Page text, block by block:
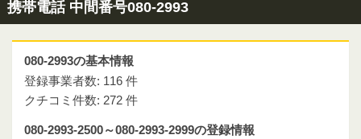
携帯電話 中間番号080-2993
080-2993の基本情報
登録事業者数: 116 件
クチコミ件数: 272 件
080-2993-2500～080-2993-2999の登録情報